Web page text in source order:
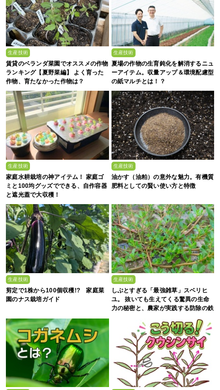
生産技術
賃貸のベランダ菜園でオススメの作物
ランキング【夏野菜編】 よく育った
作物、育たなかった作物は？
生産技術
夏場の作物の生育鈍化を解消するニュ
ーアイテム。収量アップ＆環境配慮型
の紙マルチとは！？
生産技術
家庭水耕栽培の神アイテム！ 家庭ゴ
ミと100均グッズでできる、自作容器
と遮光蓋で大収穫！
生産技術
油かす（油粕）の意外な魅力。有機質
肥料としての賢い使い方と特徴
生産技術
剪定で1株から100個収穫!? 家庭菜
園のナス栽培ガイド
生産技術
しぶとすぎる「最強雑草」スベリヒ
ユ。 抜いても生えてくる驚異の生命
力の秘密と、農家が実践する防除の鉄